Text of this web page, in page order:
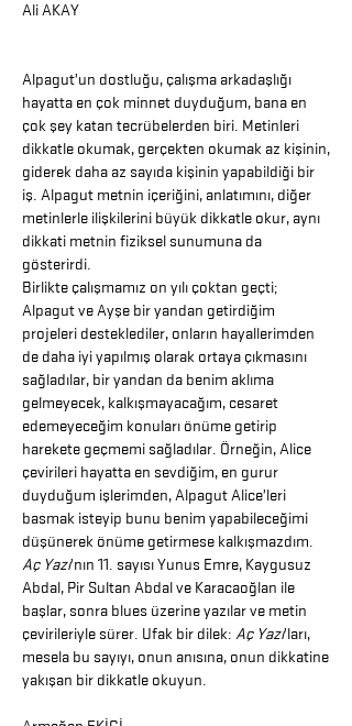
Ali AKAY
Alpagut’un dostluğu, çalışma arkadaşlığı
hayatta en çok minnet duyduğum, bana en
çok şey katan tecrübelerden biri. Metinleri
dikkatle okumak, gerçekten okumak az kişinin,
giderek daha az sayıda kişinin yapabildiği bir
iş. Alpagut metnin içeriğini, anlatımını, diğer
metinlerle ilişkilerini büyük dikkatle okur, aynı
dikkati metnin fiziksel sunumuna da
gösterirdi.
Birlikte çalışmamız on yılı çoktan geçti;
Alpagut ve Ayşe bir yandan getirdiğim
projeleri desteklediler, onların hayallerimden
de daha iyi yapılmış olarak ortaya çıkmasını
sağladılar, bir yandan da benim aklıma
gelmeyecek, kalkışmayacağım, cesaret
edemeyeceğim konuları önüme getirip
harekete geçmemi sağladılar. Örneğin, Alice
çevirileri hayatta en sevdiğim, en gurur
duyduğum işlerimden, Alpagut Alice’leri
basmak isteyip bunu benim yapabileceğimi
düşünerek önüme getirmese kalkışmazdım.
Aç Yazı’nın 11. sayısı Yunus Emre, Kaygusuz
Abdal, Pir Sultan Abdal ve Karacaoğlan ile
başlar, sonra blues üzerine yazılar ve metin
çevirileriyle sürer. Ufak bir dilek: Aç Yazı’ları,
mesela bu sayıyı, onun anısına, onun dikkatine
yakışan bir dikkatle okuyun.